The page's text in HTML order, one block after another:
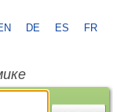
DE ES FR